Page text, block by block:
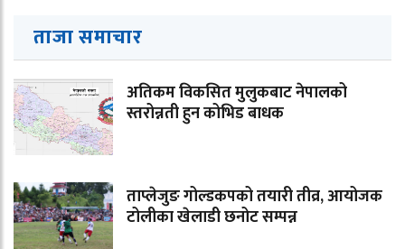
ताजा समाचार
अतिकम विकसित मुलुकबाट नेपालको
स्तरोन्नती हुन कोभिड बाधक
ताप्लेजुङ गोल्डकपको तयारी तीव्र, आयोजक
टोलीका खेलाडी छनोट सम्पन्न